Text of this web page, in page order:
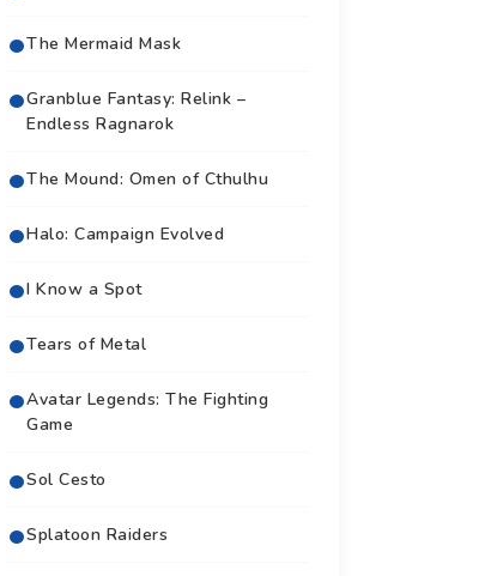
The Mermaid Mask
Granblue Fantasy: Relink –
Endless Ragnarok
The Mound: Omen of Cthulhu
Halo: Campaign Evolved
I Know a Spot
Tears of Metal
Avatar Legends: The Fighting
Game
Sol Cesto
Splatoon Raiders